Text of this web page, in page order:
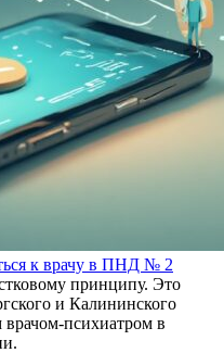
к врачу в ПНД № 2
принципу. Это
и Калининского
врачом-психиатром в